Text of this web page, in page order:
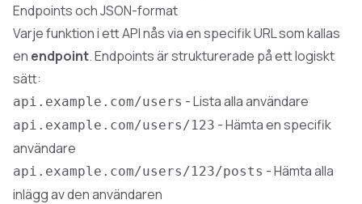
Endpoints och JSON-format
Varje funktion i ett API nås via en specifik URL som kallas
en endpoint. Endpoints är strukturerade på ett logiskt
sätt:
api.example.com/users - Lista alla användare
api.example.com/users/123 - Hämta en specifik
användare
api.example.com/users/123/posts - Hämta alla
inlägg av den användaren